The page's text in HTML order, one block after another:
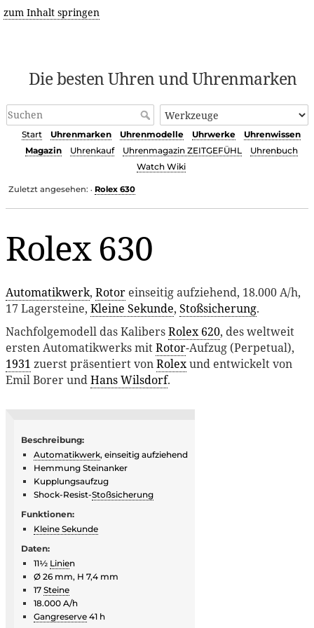
zum Inhalt springen
Die besten Uhren und Uhrenmarken
Start Uhrenmarken Uhrenmodelle Uhrwerke
Uhrenwissen
Magazin
Uhrenkauf Uhrenmagazin ZEITGEFÜHL
Uhrenbuch
Watch Wiki
Zuletzt angesehen: • Rolex 630
Rolex 630
Automatikwerk, Rotor einseitig aufziehend, 18.000 A/h,
17 Lagersteine, Kleine Sekunde, Stoßsicherung.
Nachfolgemodell das KalibersRolex 620, des weltweit
ersten Automatikwerks mitRotor-Aufzug (Perpetual),
1931 zuerst präsentiert vonRolexund entwickelt von
Emil Borer undHans Wilsdorf.
Beschreibung:
Automatikwerk, einseitig aufziehend
Hemmung Steinanker
Kupplungsaufzug
Shock-Resist-Stoßsicherung
Funktionen:
Kleine Sekunde
Daten:
11½ Linien
Ø 26 mm, H 7,4 mm
17 Steine
18.000 A/h
Gangreserve 41 h